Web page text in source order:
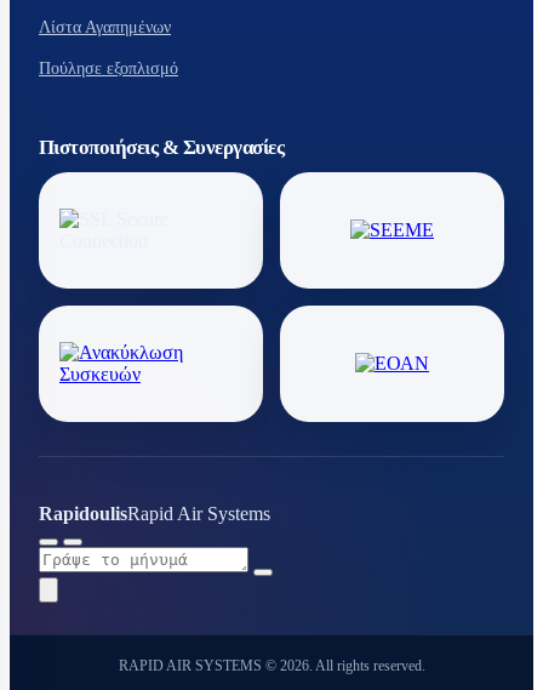
Λίστα Αγαπημένων
Πούλησε εξοπλισμό
Πιστοποιήσεις & Συνεργασίες
RapidoulisRapid Air Systems
RAPID AIR SYSTEMS © 2026. All rights reserved.